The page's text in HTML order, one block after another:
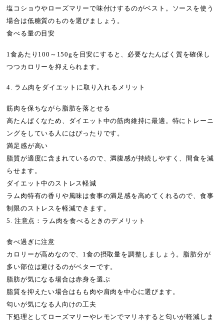
塩コショウやローズマリーで味付けするのがベスト。ソースを使う
場合は低糖質のものを選びましょう。
食べる量の目安
1食あたり100～150gを目安にすると、必要なたんぱく質を確保し
つつカロリーを抑えられます。
4. ラム肉をダイエットに取り入れるメリット
筋肉を保ちながら脂肪を落とせる
高たんぱくなため、ダイエット中の筋肉維持に最適。特にトレーニ
ングをしている人にはぴったりです。
満足感が高い
脂質が適度に含まれているので、満腹感が持続しやすく、間食を減
らせます。
ダイエット中のストレス軽減
ラム肉特有の香りや風味は食事の満足感を高めてくれるので、食事
制限のストレスを軽減できます。
5. 注意点：ラム肉を食べるときのデメリット
食べ過ぎに注意
カロリーが高めなので、1食の摂取量を調整しましょう。脂肪分が
多い部位は避けるのがベターです。
脂肪が気になる場合は赤身を選ぶ
脂質を抑えたい場合はもも肉や肩肉を中心に選びます。
匂いが気になる人向けの工夫
下処理としてローズマリーやレモンでマリネすると匂いが軽減しま